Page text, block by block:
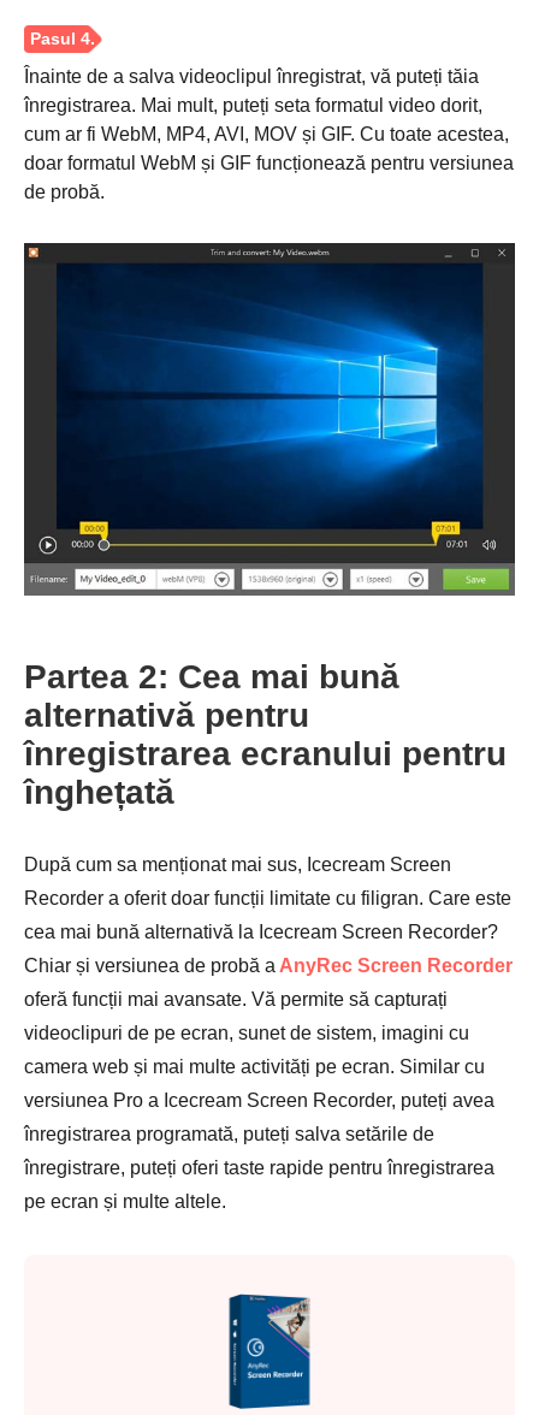
Pasul 4.
Înainte de a salva videoclipul înregistrat, vă puteți tăia
înregistrarea. Mai mult, puteți seta formatul video dorit,
cum ar fi WebM, MP4, AVI, MOV și GIF. Cu toate acestea,
doar formatul WebM și GIF funcționează pentru versiunea
de probă.
Partea 2: Cea mai bună
alternativă pentru
înregistrarea ecranului pentru
înghețată
După cum sa menționat mai sus, Icecream Screen
Recorder a oferit doar funcții limitate cu filigran. Care este
cea mai bună alternativă la Icecream Screen Recorder?
Chiar și versiunea de probă a AnyRec Screen Recorder
oferă funcții mai avansate. Vă permite să capturați
videoclipuri de pe ecran, sunet de sistem, imagini cu
camera web și mai multe activități pe ecran. Similar cu
versiunea Pro a Icecream Screen Recorder, puteți avea
înregistrarea programată, puteți salva setările de
înregistrare, puteți oferi taste rapide pentru înregistrarea
pe ecran și multe altele.